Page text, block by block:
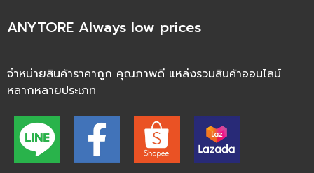
ANYTORE Always low prices
จำหน่ายสินค้าราคาถูก คุณภาพดี แหล่งรวมสินค้าออนไลน์
หลากหลายประเภท